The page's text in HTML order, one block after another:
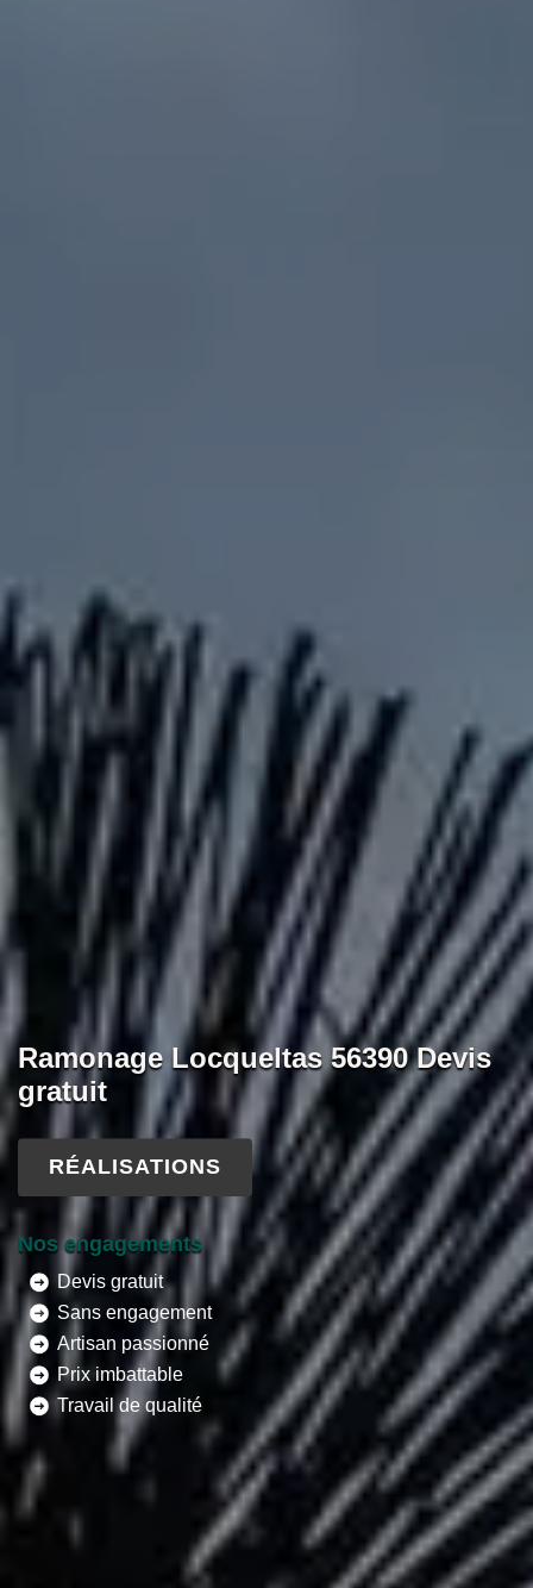
Ramonage Locqueltas 56390 Devis
gratuit
RÉALISATIONS
Nos engagements
Devis gratuit
Sans engagement
Artisan passionné
Prix imbattable
Travail de qualité